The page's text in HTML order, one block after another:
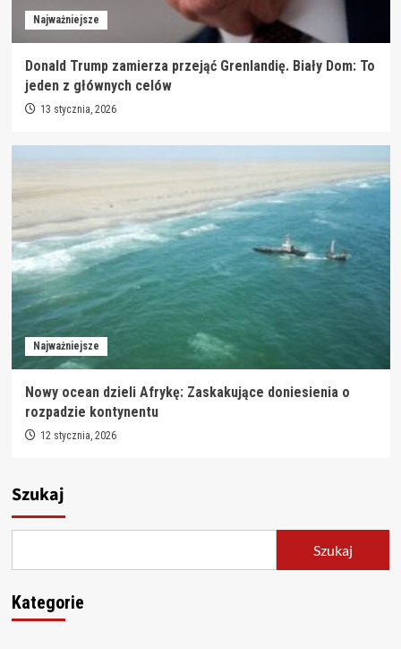
Najważniejsze
Donald Trump zamierza przejąć Grenlandię. Biały Dom: To
jeden z głównych celów
13 stycznia, 2026
Najważniejsze
Nowy ocean dzieli Afrykę: Zaskakujące doniesienia o
rozpadzie kontynentu
12 stycznia, 2026
Szukaj
Szukaj
Kategorie